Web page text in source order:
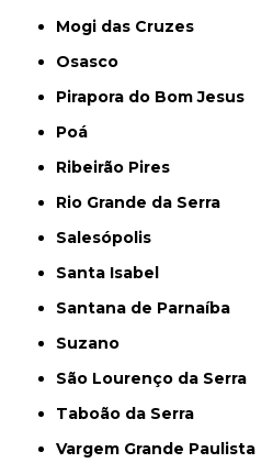
Mogi das Cruzes
Osasco
Pirapora do Bom Jesus
Poá
Ribeirão Pires
Rio Grande da Serra
Salesópolis
Santa Isabel
Santana de Parnaíba
Suzano
São Lourenço da Serra
Taboão da Serra
Vargem Grande Paulista